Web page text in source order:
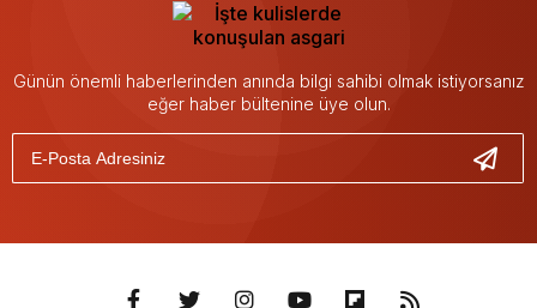
Günün önemli haberlerinden anında bilgi sahibi olmak istiyorsanız
eğer haber bültenine üye olun.